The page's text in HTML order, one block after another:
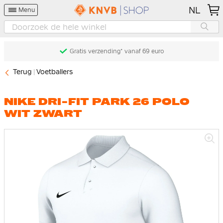
Menu NL
Gratis verzending* vanaf 69 euro
Terug Voetballers
NIKE DRI-FIT PARK 26 POLO
WIT ZWART